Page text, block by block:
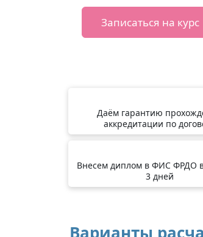
Записаться на курс
Даём гарантию
аккредитации по
Внесем диплом в ФИС ФРДО
3 дней